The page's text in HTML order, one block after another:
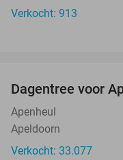
Verkocht: 913
Dagentree voor
Apenheul
Apeldoorn
Verkocht: 33.077